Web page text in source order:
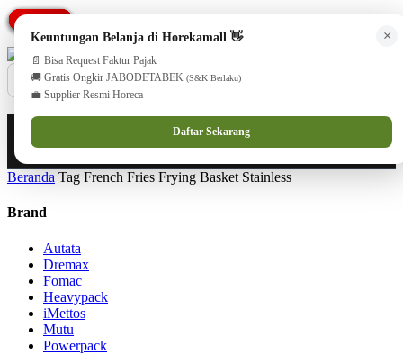
08551688000 (Customer Care)
×
Keuntungan Belanja di Horekamall 👋
📄 Bisa Request Faktur Pajak
🚚 Gratis Ongkir JABODETABEK (S&K Berlaku)
💼 Supplier Resmi Horeca
Daftar Sekarang
Beranda Tag French Fries Frying Basket Stainless
Brand
Autata
Dremax
Fomac
Heavypack
iMettos
Mutu
Powerpack
PROMO
PROMO
PROMO
PROMO
PROMO
PROMO
PROMO